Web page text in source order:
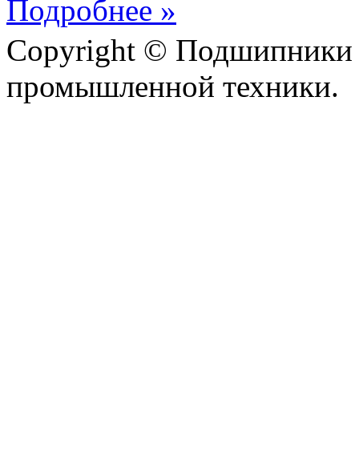
Подробнее »
Copyright © Подшипники
промышленной техники.